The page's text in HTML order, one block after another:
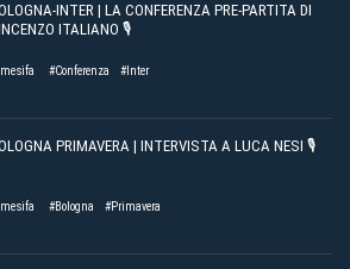
INTER | LA CONFERENZA PRE-PARTITA DI
ITALIANO 🎙️
#Conferenza #Inter
PRIMAVERA | INTERVISTA A LUCA NESI 🎙️
#Bologna #Primavera